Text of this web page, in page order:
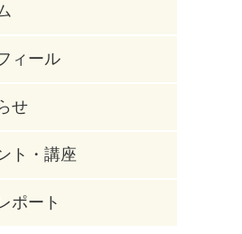
ィール
せ
ト・講座
ポート